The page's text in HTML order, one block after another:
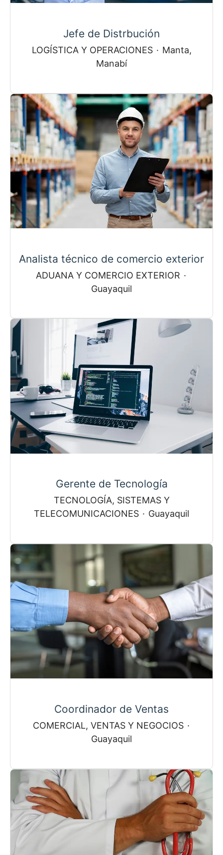
Jefe de Distrbución
LOGÍSTICA Y OPERACIONES · Manta,
Manabí
Analista técnico de comercio exterior
ADUANA Y COMERCIO EXTERIOR ·
Guayaquil
Gerente de Tecnología
TECNOLOGÍA, SISTEMAS Y
TELECOMUNICACIONES · Guayaquil
Coordinador de Ventas
COMERCIAL, VENTAS Y NEGOCIOS ·
Guayaquil